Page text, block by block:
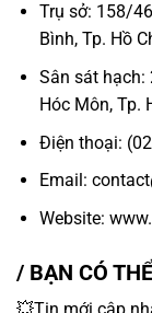
Trụ sở: 158/
Bình, Tp. Hồ
Sân sát hạch:
Hóc Môn, Tp.
Điện thoại:
Email:
Website:
/ BẠN CÓ
💥Tin mới cập